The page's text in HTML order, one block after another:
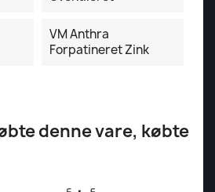
VM Anthra
Forpatineret Zink
denne vare, købte